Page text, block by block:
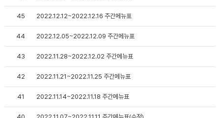
45 2022.12.12~2022.12.16 주간메뉴표
44 2022.12.05~2022.12.09 주간메뉴표
43 2022.11.28~2022.12.02 주간메뉴표
42 2022.11.21~2022.11.25 주간메뉴표
41 2022.11.14~2022.11.18 주간메뉴표